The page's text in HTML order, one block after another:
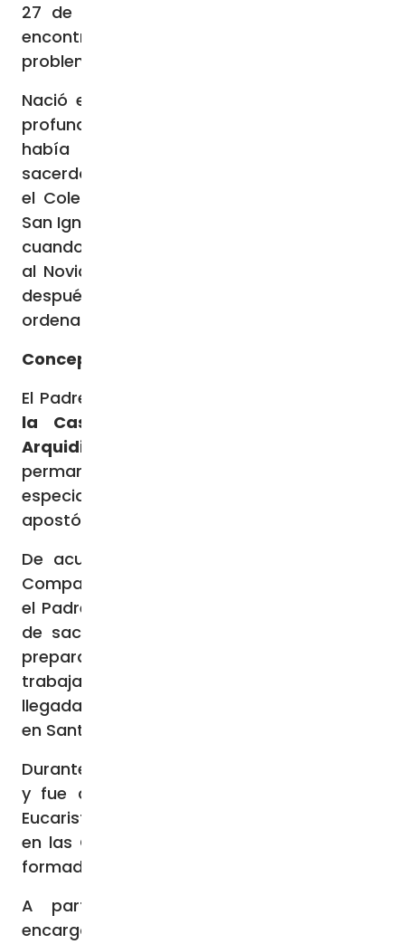
27 de septiembre en Santiago, donde se
encontraba desde 2020 debido a sus
problemas de salud.
Nació el 8 de julio de 1942 en una familia
profundamente católica, donde ya Dios
había suscitado otras vocaciones al
sacerdocio y a la vida religiosa. Estudió en
el Colegio Montessori, luego en el Colegio
San Ignacio y fue el primero de abril de 1959,
cuando tenía 16 años de edad, que ingresó
al Noviciado en Padre Hurtado. Doce años
después, el 18 de diciembre de 1971 fue
ordenado sacerdote.
Concepción
El Padre Jorge Delpiano SJ
la Casa San Francisco Javier de la
Arquidiócesis de Concepción
permaneció hasta 2019. Este tiempo fue
especialmente fecundo y feliz en su vida
apostólica.
De acuerdo a lo dado a conocer por la
Compañía de Jesús, recordando esos años
el Padre Jorge decía que, dada la escasez
de sacerdotes en la Arquidiócesis, lo que
preparaba en las diversas áreas donde
trabajaba tenía una repercusión y una
llegada que difícilmente se habría logrado
en Santiago.
Durante esos años dio Ejercicios Espirituales
y fue capellán para la celebración de la
Eucaristía de religiosas. También colaboró
en las CVX y apoyó los grupos ignacianos
formados por el Padre Héctor Mercieca SJ.
A partir de 2008 comenzó a recibir
encargos de la Arquidiócesis relacionados